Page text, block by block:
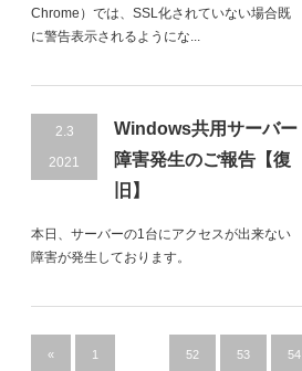
Chrome）では、SSL化されていない場合既
に警告表示されるようにな...
2.3
2021
Windows共用サーバー
障害発生のご報告【復
旧】
本日、サーバーの1台にアクセスが出来ない
障害が発生しております。
« 1 52 53 54